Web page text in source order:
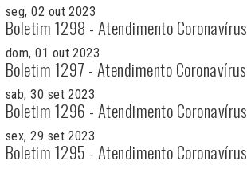
seg, 02 out 2023
Boletim 1298 - Atendimento Coronavírus
dom, 01 out 2023
Boletim 1297 - Atendimento Coronavírus
sab, 30 set 2023
Boletim 1296 - Atendimento Coronavírus
sex, 29 set 2023
Boletim 1295 - Atendimento Coronavírus